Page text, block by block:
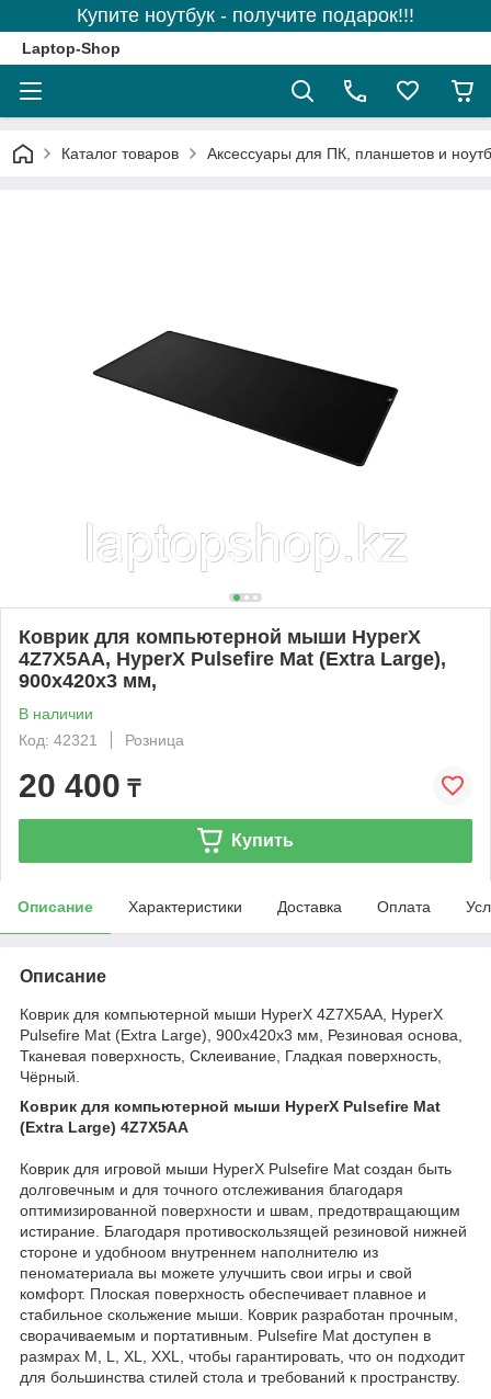
Купите ноутбук - получите подарок!!!
Laptop-Shop
Каталог товаров Аксессуары для ПК, планшетов и
Коврик для компьютерной мыши HyperX
4Z7X5AA, HyperX Pulsefire Mat (Extra Large),
900x420x3 мм,
В наличии
Код: 42321
Розница
20 400 ₸
Купить
Описание Характеристики Доставка Оплата
Описание
Коврик для компьютерной мыши HyperX 4Z7X5AA, HyperX
Pulsefire Mat (Extra Large), 900x420x3 мм, Резиновая основа,
Тканевая поверхность, Склеивание, Гладкая поверхность,
Чёрный.
Коврик для компьютерной мыши HyperX Pulsefire Mat
(Extra Large) 4Z7X5AA
Коврик для игровой мыши HyperX Pulsefire Mat создан быть
долговечным и для точного отслеживания благодаря
оптимизированной поверхности и швам, предотвращающим
истирание. Благодаря противоскользящей резиновой нижней
стороне и удобноом внутреннем наполнителю из
пеноматериала вы можете улучшить свои игры и свой
комфорт. Плоская поверхность обеспечивает плавное и
стабильное скольжение мыши. Коврик разработан прочным,
сворачиваемым и портативным. Pulsefire Mat доступен в
размрах M, L, XL, XXL, чтобы гарантировать, что он подходит
для большинства стилей стола и требований к пространству.